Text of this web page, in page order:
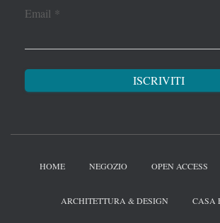
Email *
HOME NEGOZIO OPEN ACCESS
ARCHITETTURA & DESIGN CASA